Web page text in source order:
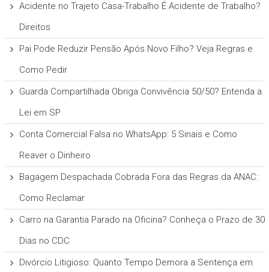
Acidente no Trajeto Casa-Trabalho É Acidente de Trabalho?
Direitos
Pai Pode Reduzir Pensão Após Novo Filho? Veja Regras e
Como Pedir
Guarda Compartilhada Obriga Convivência 50/50? Entenda a
Lei em SP
Conta Comercial Falsa no WhatsApp: 5 Sinais e Como
Reaver o Dinheiro
Bagagem Despachada Cobrada Fora das Regras da ANAC:
Como Reclamar
Carro na Garantia Parado na Oficina? Conheça o Prazo de 30
Dias no CDC
Divórcio Litigioso: Quanto Tempo Demora a Sentença em